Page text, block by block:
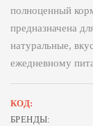
полноценный
предназначена
натуральные,
ежедневному
КОД:
БРЕНДЫ: